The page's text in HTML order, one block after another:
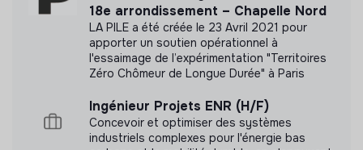
de ses collaborateurs.
Suivre la charge de travail, en volume et en
calendrier et gérer les plannings de présence
Equipe Helpdesk : techniciens informatiques et
Equipe Audiovisuelle : administrateurs audiovisuels
Assurer une formation continue des évolutions de
communiquer les labels ou certifications qu'elle a
pu obtenir.
Documents
18e arrondissement – Chapelle Nord
LA PILE a été créée le 23 Avril 2021 pour
apporter un soutien opérationnel à
l'essaimage de l’expérimentation "Territoires
Zéro Chômeur de Longue Durée" à Paris
Ingénieur Projets ENR (H/F)
Concevoir et optimiser des systèmes
industriels complexes pour l'énergie bas